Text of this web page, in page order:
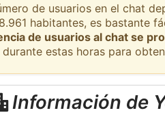
de usuarios en el chat
habitantes, es bastante
de usuarios al chat se
estas horas para
Información de